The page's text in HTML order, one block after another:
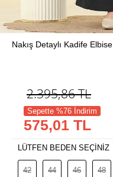
Nakış Detaylı Kadife
2.395,86TL
Sepette %76 İndirim
575,01 TL
LÜTFEN BEDEN SEÇİNİZ
42 44 46 48